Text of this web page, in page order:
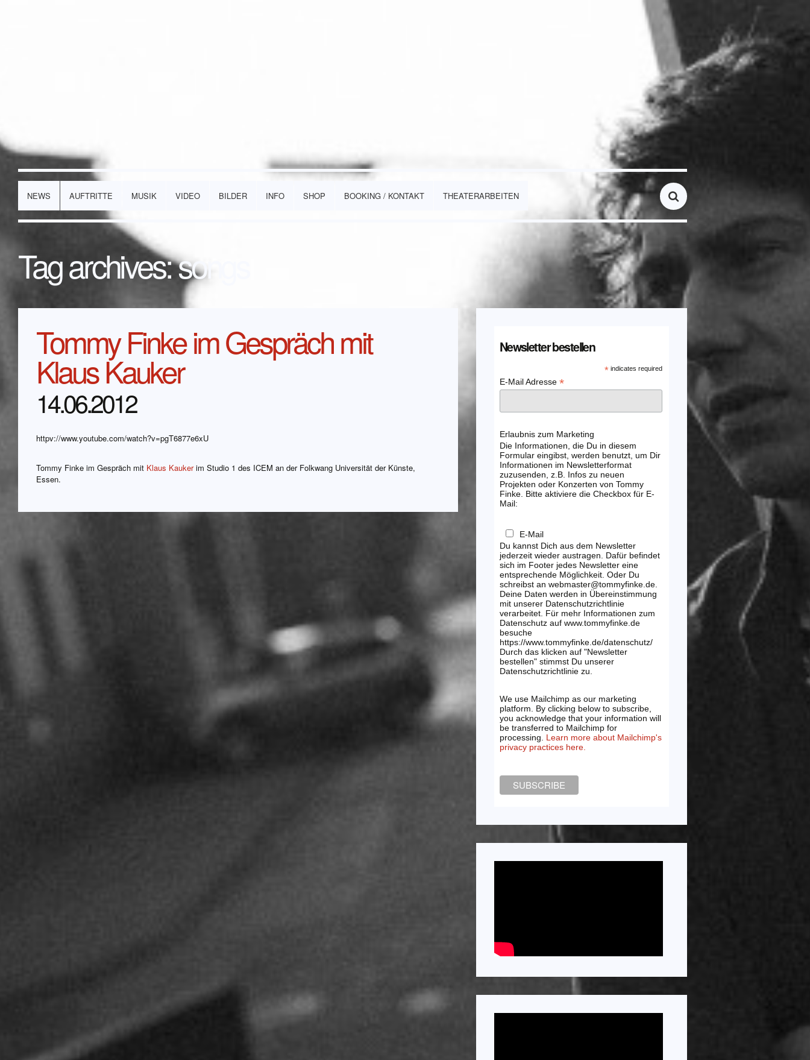
NEWS AUFTRITTE MUSIK VIDEO BILDER INFO SHOP BOOKING / KONTAKT THEATERARBEITEN
Tag archives:songs
Tommy Finke im Gespräch mit
Klaus Kauker
14.06.2012
httpv://www.youtube.com/watch?v=pgT6877e6xU
Tommy Finke im Gespräch mit Klaus Kaukerim Studio 1 des ICEM an der Folkwang Universität der Künste,
Essen.
Newsletter bestellen
*indicates required
E-Mail Adresse *
Erlaubnis zum Marketing
Die Informationen, die Du in diesem
Formular eingibst, werden benutzt, um Dir
Informationen im Newsletterformat
zuzusenden, z.B. Infos zu neuen
Projekten oder Konzerten von Tommy
Finke. Bitte aktiviere die Checkbox für E-
Mail:
E-Mail
Du kannst Dich aus dem Newsletter
jederzeit wieder austragen. Dafür befindet
sich im Footer jedes Newsletter eine
entsprechende Möglichkeit. Oder Du
schreibst an webmaster@tommyfinke.de.
Deine Daten werden in Übereinstimmung
mit unserer Datenschutzrichtlinie
verarbeitet. Für mehr Informationen zum
Datenschutz auf www.tommyfinke.de
besuche
https://www.tommyfinke.de/datenschutz/
Durch das klicken auf "Newsletter
bestellen" stimmst Du unserer
Datenschutzrichtlinie zu.
We use Mailchimp as our marketing
platform. By clicking below to subscribe,
you acknowledge that your information will
be transferred to Mailchimp for
processing. Learn more about Mailchimp's
privacy practices here.